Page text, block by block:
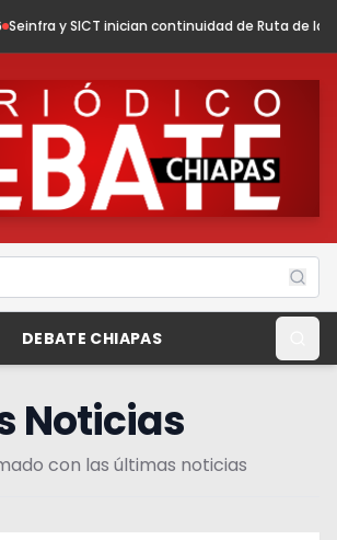
continuidad de Ruta de las Culturas Mayas
DEBATE CHIAPAS
Noticias
con las últimas noticias